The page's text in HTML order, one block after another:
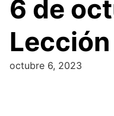
6 de
Lección
octubre 6, 2023